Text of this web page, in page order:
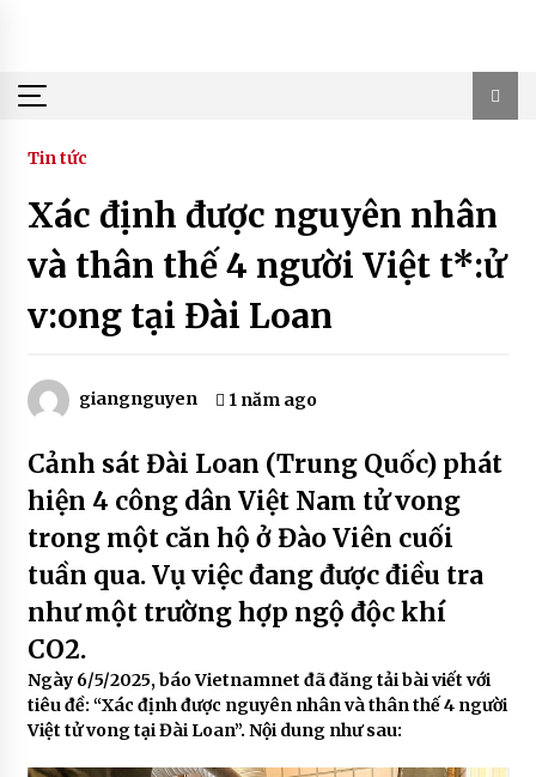
Tin tức
Xác định được nguyên nhân
và thân thế 4 người Việt t*:ử
v:ong tại Đài Loan
giangnguyen 1 năm ago
Cảnh sát Đài Loan (Trung Quốc) phát
hiện 4 công dân Việt Nam tử vong
trong một căn hộ ở Đào Viên cuối
tuần qua. Vụ việc đang được điều tra
như một trường hợp ngộ độc khí
CO2.
Ngày 6/5/2025, báo Vietnamnet đã đăng tải bài viết với
tiêu đề: “Xác định được nguyên nhân và thân thế 4 người
Việt tử vong tại Đài Loan”. Nội dung như sau: